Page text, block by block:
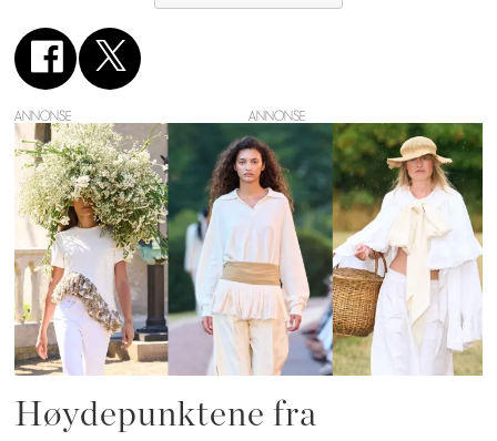
ANNONSE
Høydepunktene fra